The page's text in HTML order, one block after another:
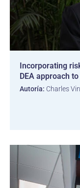
Incorporating
DEA approach
Autoría: Charles